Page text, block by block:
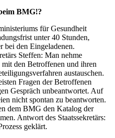
BMG!?
für Gesundheit
unter 40 Stunden,
bei den Eingeladenen.
Steffen: Man nehme
den Betroffenen und ihren
austauschen.
Fragen der Betroffenen
Gespräch unbeantwortet. Auf
nicht spontan zu beantworten.
dem BMG den Katalog der
Antwort des Staatssekretärs:
geklärt.